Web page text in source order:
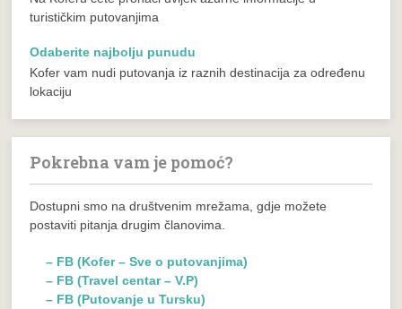
turističkim putovanjima
Odaberite najbolju punudu
Kofer vam nudi putovanja iz raznih destinacija za određenu
lokaciju
Pokrebna vam je pomoć?
Dostupni smo na društvenim mrežama, gdje možete
postaviti pitanja drugim članovima.
– FB (Kofer – Sve o putovanjima)
– FB (Travel centar – V.P)
– FB (Putovanje u Tursku)